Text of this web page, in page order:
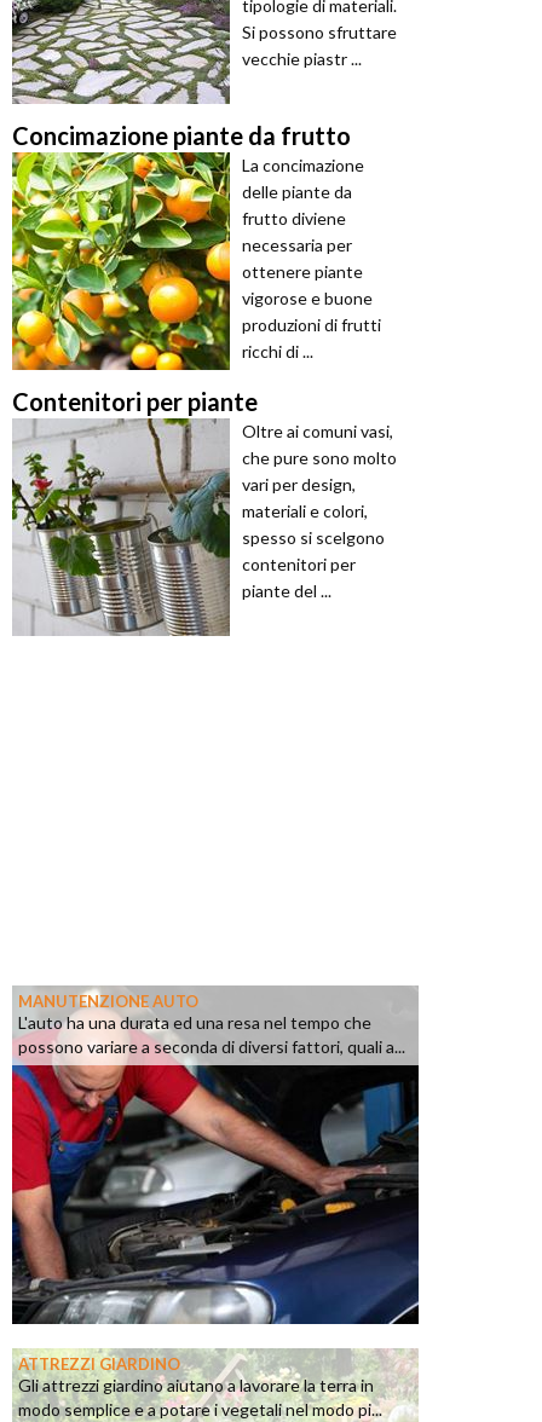
tipologie di materiali.
Si possono sfruttare
vecchie piastr ...
Concimazione piante da frutto
La concimazione
delle piante da
frutto diviene
necessaria per
ottenere piante
vigorose e buone
produzioni di frutti
ricchi di ...
Contenitori per piante
Oltre ai comuni vasi,
che pure sono molto
vari per design,
materiali e colori,
spesso si scelgono
contenitori per
piante del ...
MANUTENZIONE AUTO
L'auto ha una durata ed una resa nel tempo che
possono variare a seconda di diversi fattori, quali a...
ATTREZZI GIARDINO
Gli attrezzi giardino aiutano a lavorare la terra in
modo semplice e a potare i vegetali nel modo pi...